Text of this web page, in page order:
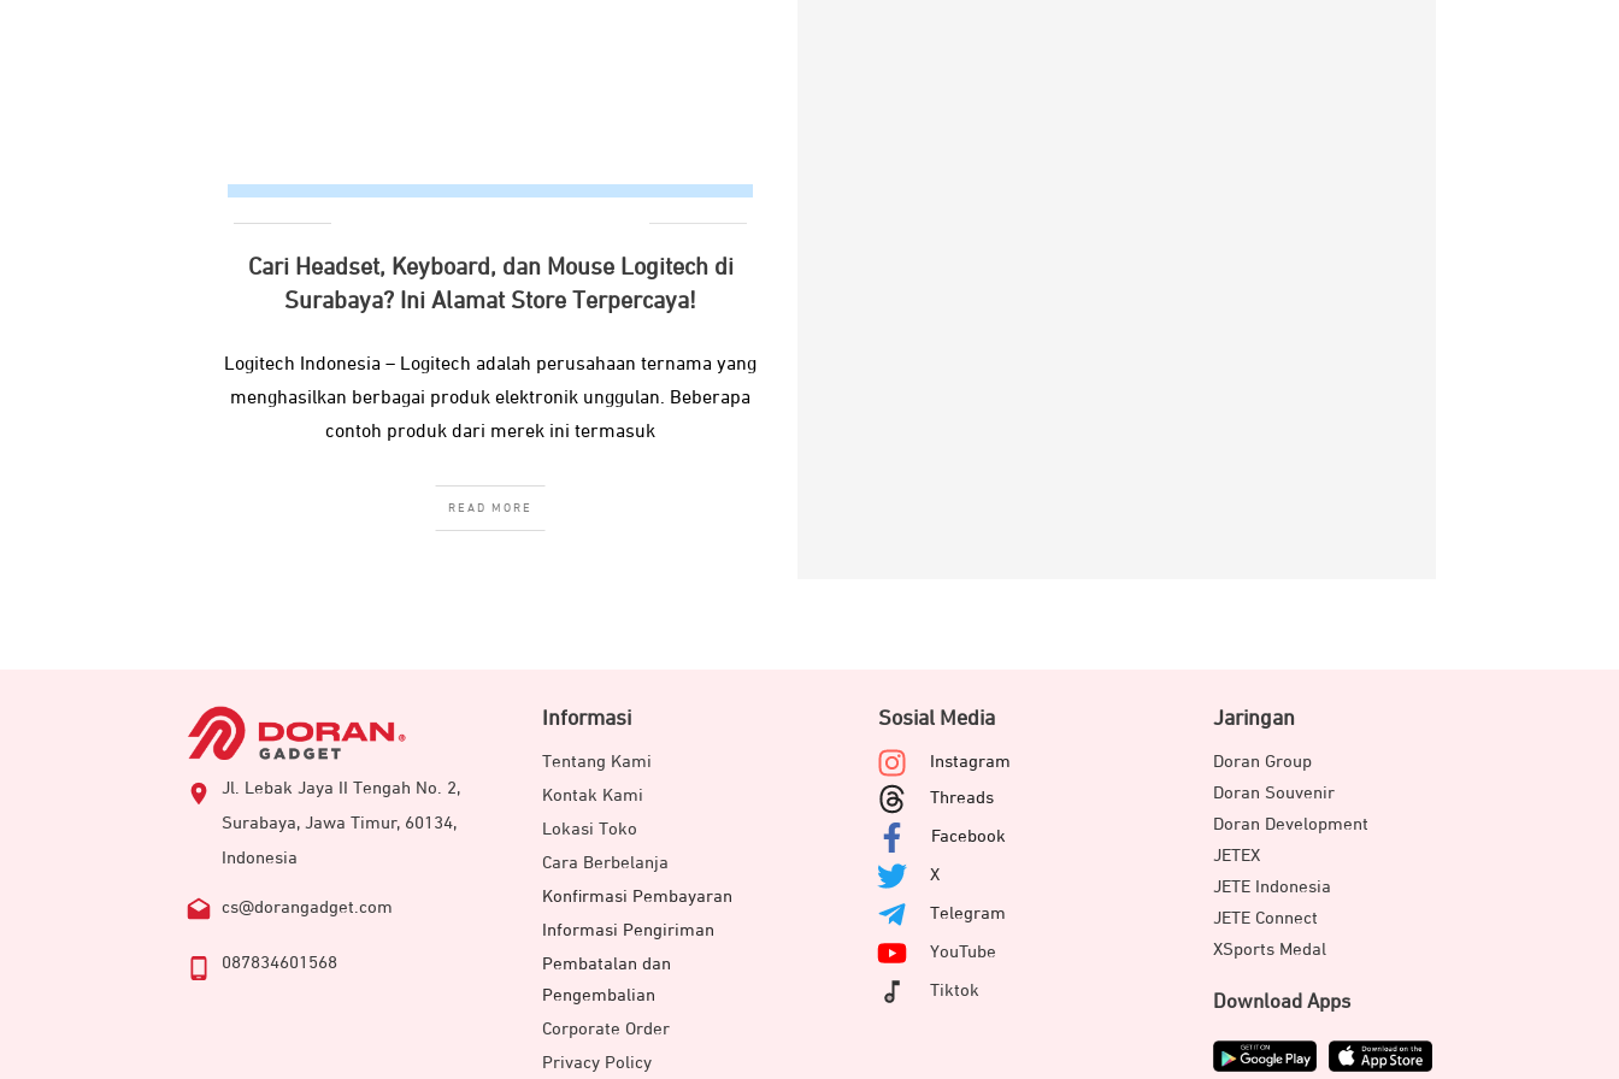
Cari Headset, Keyboard, dan Mouse Logitech di
Surabaya? Ini Alamat Store Terpercaya!
Logitech Indonesia – Logitech adalah perusahaan ternama yang
menghasilkan berbagai produk elektronik unggulan. Beberapa
contoh produk dari merek ini termasuk
READ MORE
Jl. Lebak Jaya II Tengah No. 2,
Surabaya, Jawa Timur, 60134,
Indonesia
cs@dorangadget.com
087834601568
Informasi
Tentang Kami
Kontak Kami
Lokasi Toko
Cara Berbelanja
Konfirmasi Pembayaran
Informasi Pengiriman
Pembatalan dan
Pengembalian
Corporate Order
Privacy Policy
Sosial Media
Instagram
Threads
Facebook
X
Telegram
YouTube
Tiktok
Jaringan
Doran Group
Doran Souvenir
Doran Development
JETEX
JETE Indonesia
JETE Connect
XSports Medal
Download Apps